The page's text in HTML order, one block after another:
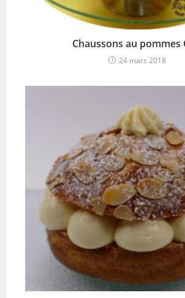
Chaussons au pommes
24 mars 2018